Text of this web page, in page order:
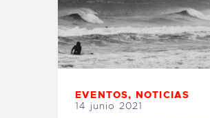
EVENTOS, NOTICIAS
14 junio 2021